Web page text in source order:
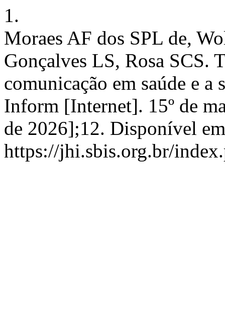
1.
Moraes AF dos SPL de,
Gonçalves LS, Rosa SCS.
comunicação em saúde e a
Inform [Internet]. 15º de
de 2026];12. Disponível
https://jhi.sbis.org.br/